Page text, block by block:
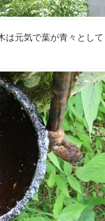
は元気で葉が青々として